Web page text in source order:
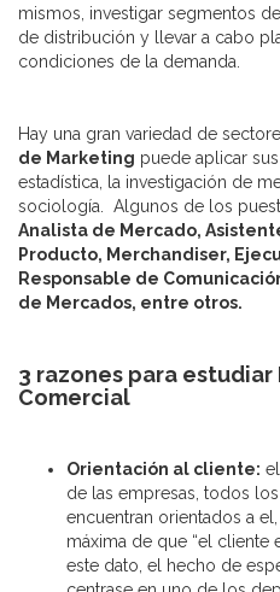
mismos, investigar segmentos
de distribución y llevar a cabo
condiciones de la demanda.
Hay una gran variedad de
de Marketing puede aplicar
estadística, la investigación de
sociología. Algunos de los
Analista de Mercado,
Producto, Merchandiser,
Responsable de
de Mercados, entre otros.
3 razones para
Comercial
Orientación al cliente:
de las empresas, todos
encuentran orientados a
máxima de que “el cliente
este dato, el hecho de